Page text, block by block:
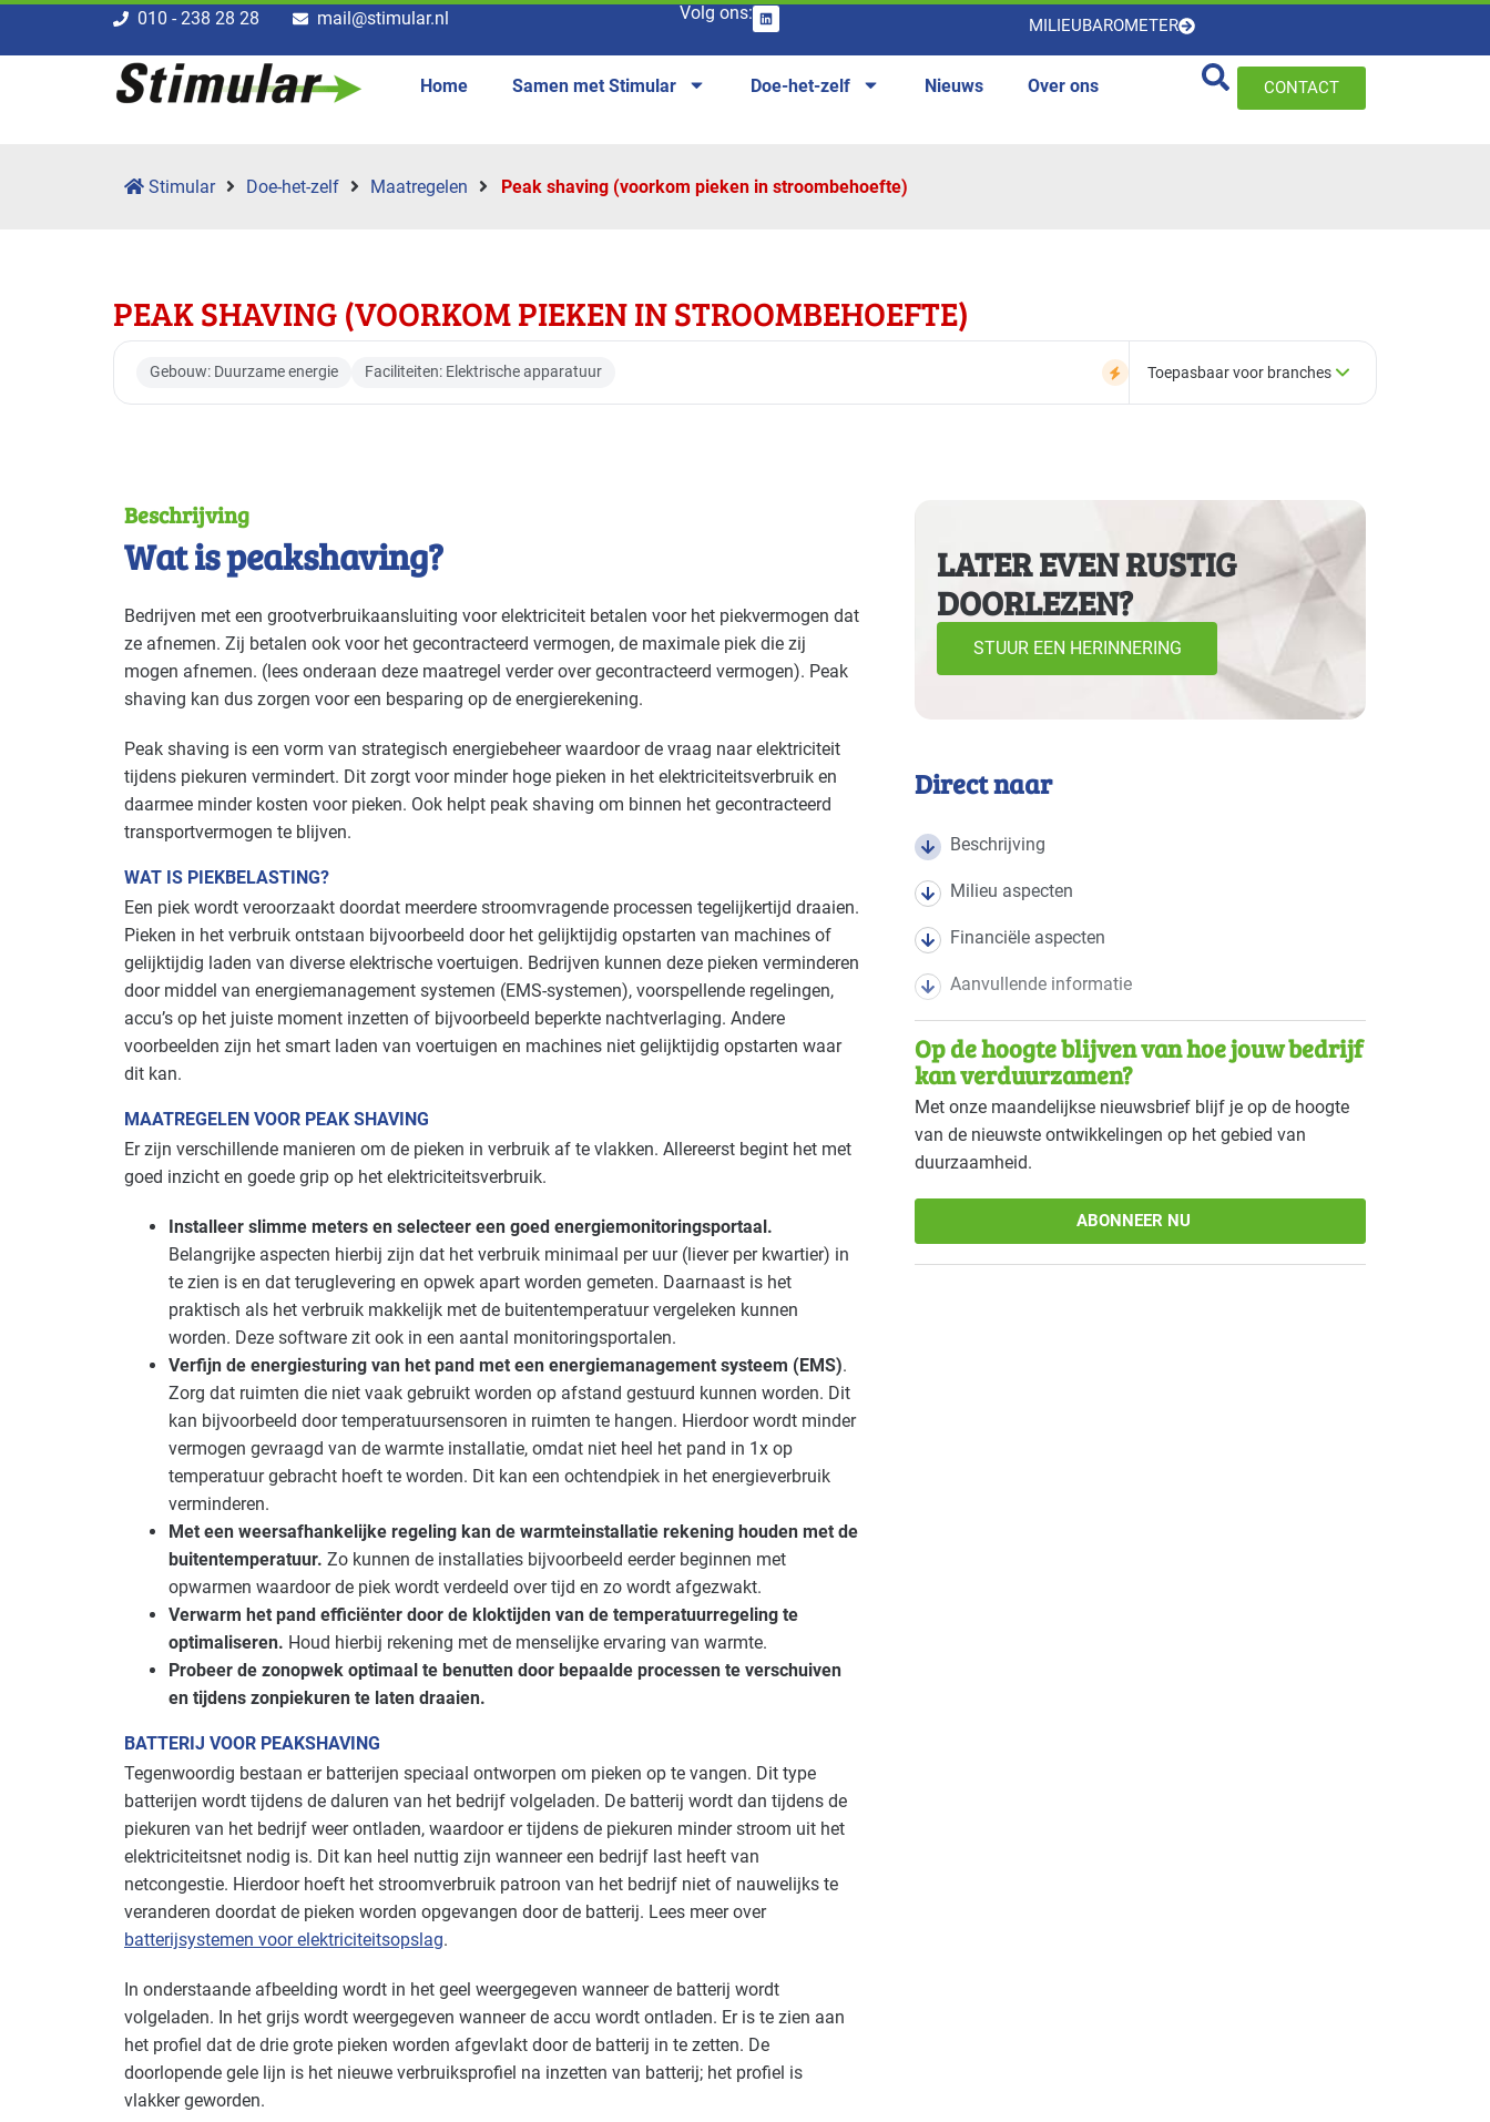
010 - 238 28 28 mail@stimular.nl Volg ons:
MILIEUBAROMETER
Home Samen met Stimular Doe-het-zelf Nieuws Over ons CONTACT
Stimular Doe-het-zelf Maatregelen Peak shaving (voorkom pieken in stroombehoefte)
PEAK SHAVING (VOORKOM PIEKEN IN STROOMBEHOEFTE)
Gebouw: Duurzame energie Faciliteiten: Elektrische apparatuur Toepasbaar voor branches
Deze maatregel is vaak toepasbaar in de volgende branches
Autobranche - wasinrichting Gevorderd
Bouw - bouw/infra Basis Bouw - gemeentewerven Basis Bouw - installatiebedrijven Basis
Bouw - schilders en onderhoud Basis Bouwmaterialen - beton
Cultuur - evenementen Gevorderd Cultuur - musea Gevorderd
Cultuur - podia Gevorderd Datacenters Gevorderd Detailhandel - overig
Grafische industrie
Handel en distributie Basis Industrie - hout en meubel Basis Industrie - metalektro
Industrie - papier en karton(waren) Basis Industrie - rubber en kunststof Basis
Kantoren Gevorderd Landbouw - land- en tuinbouw
Natwasserijen Gevorderd Overige branches Gevorderd
Recreatie - congreslocaties Gevorderd Recreatie - overig Gevorderd
Recreatie - restaurants en cafés Basis Sport - zwembaden
Voedingsindustrie - brood en banket Basis Voedingsindustrie - overig Basis Voedingsindustrie - vlees Basis
Voedingsindustrie - zoetwaren Basis Zorg - dierenartsen Gevorderd Zorg - eerstelijns Gevorderd
Zorg - kinderdagverblijven Gevorderd Zorg - overig Basis
Zorg - zorginstellingen Basis
Beschrijving
Wat is peakshaving?
Bedrijven met een grootverbruikaansluiting voor elektriciteit betalen voor het piekvermogen dat
ze afnemen. Zij betalen ook voor het gecontracteerd vermogen, de maximale piek die zij
mogen afnemen. (lees onderaan deze maatregel verder over gecontracteerd vermogen). Peak
shaving kan dus zorgen voor een besparing op de energierekening.
Peak shaving is een vorm van strategisch energiebeheer waardoor de vraag naar elektriciteit
tijdens piekuren vermindert. Dit zorgt voor minder hoge pieken in het elektriciteitsverbruik en
daarmee minder kosten voor pieken. Ook helpt peak shaving om binnen het gecontracteerd
transportvermogen te blijven.
WAT IS PIEKBELASTING?
Een piek wordt veroorzaakt doordat meerdere stroomvragende processen tegelijkertijd draaien.
Pieken in het verbruik ontstaan bijvoorbeeld door het gelijktijdig opstarten van machines of
gelijktijdig laden van diverse elektrische voertuigen. Bedrijven kunnen deze pieken verminderen
door middel van energiemanagement systemen (EMS-systemen), voorspellende regelingen,
accu’s op het juiste moment inzetten of bijvoorbeeld beperkte nachtverlaging. Andere
voorbeelden zijn het smart laden van voertuigen en machines niet gelijktijdig opstarten waar
dit kan.
MAATREGELEN VOOR PEAK SHAVING
Er zijn verschillende manieren om de pieken in verbruik af te vlakken. Allereerst begint het met
goed inzicht en goede grip op het elektriciteitsverbruik.
Installeer slimme meters en selecteer een goed energiemonitoringsportaal.
Belangrijke aspecten hierbij zijn dat het verbruik minimaal per uur (liever per kwartier) in
te zien is en dat teruglevering en opwek apart worden gemeten. Daarnaast is het
praktisch als het verbruik makkelijk met de buitentemperatuur vergeleken kunnen
worden. Deze software zit ook in een aantal monitoringsportalen.
Verfijn de energiesturing van het pand met een energiemanagement systeem (EMS).
Zorg dat ruimten die niet vaak gebruikt worden op afstand gestuurd kunnen worden. Dit
kan bijvoorbeeld door temperatuursensoren in ruimten te hangen. Hierdoor wordt minder
vermogen gevraagd van de warmte installatie, omdat niet heel het pand in 1x op
temperatuur gebracht hoeft te worden. Dit kan een ochtendpiek in het energieverbruik
verminderen.
Met een weersafhankelijke regeling kan de warmteinstallatie rekening houden met de
buitentemperatuur. Zo kunnen de installaties bijvoorbeeld eerder beginnen met
opwarmen waardoor de piek wordt verdeeld over tijd en zo wordt afgezwakt.
Verwarm het pand efficiënter door de kloktijden van de temperatuurregeling te
optimaliseren. Houd hierbij rekening met de menselijke ervaring van warmte.
Probeer de zonopwek optimaal te benutten door bepaalde processen te verschuiven
en tijdens zonpiekuren te laten draaien.
BATTERIJ VOOR PEAKSHAVING
Tegenwoordig bestaan er batterijen speciaal ontworpen om pieken op te vangen. Dit type
batterijen wordt tijdens de daluren van het bedrijf volgeladen. De batterij wordt dan tijdens de
piekuren van het bedrijf weer ontladen, waardoor er tijdens de piekuren minder stroom uit het
elektriciteitsnet nodig is. Dit kan heel nuttig zijn wanneer een bedrijf last heeft van
netcongestie. Hierdoor hoeft het stroomverbruik patroon van het bedrijf niet of nauwelijks te
veranderen doordat de pieken worden opgevangen door de batterij. Lees meer over
batterijsystemen voor elektriciteitsopslag.
In onderstaande afbeelding wordt in het geel weergegeven wanneer de batterij wordt
volgeladen. In het grijs wordt weergegeven wanneer de accu wordt ontladen. Er is te zien aan
het profiel dat de drie grote pieken worden afgevlakt door de batterij in te zetten. De
doorlopende gele lijn is het nieuwe verbruiksprofiel na inzetten van batterij; het profiel is
vlakker geworden.
LATER EVEN RUSTIG
DOORLEZEN?
STUUR EEN HERINNERING
Direct naar
Beschrijving
Milieu aspecten
Financiële aspecten
Aanvullende informatie
Op de hoogte blijven van hoe jouw bedrijf
kan verduurzamen?
Met onze maandelijkse nieuwsbrief blijf je op de hoogte
van de nieuwste ontwikkelingen op het gebied van
duurzaamheid.
ABONNEER NU